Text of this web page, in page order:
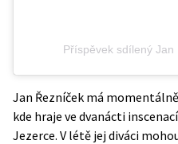
Příspěvek sdílený
Jan Řezníček má
kde hraje ve dvanácti
Jezerce. V létě jej diváci